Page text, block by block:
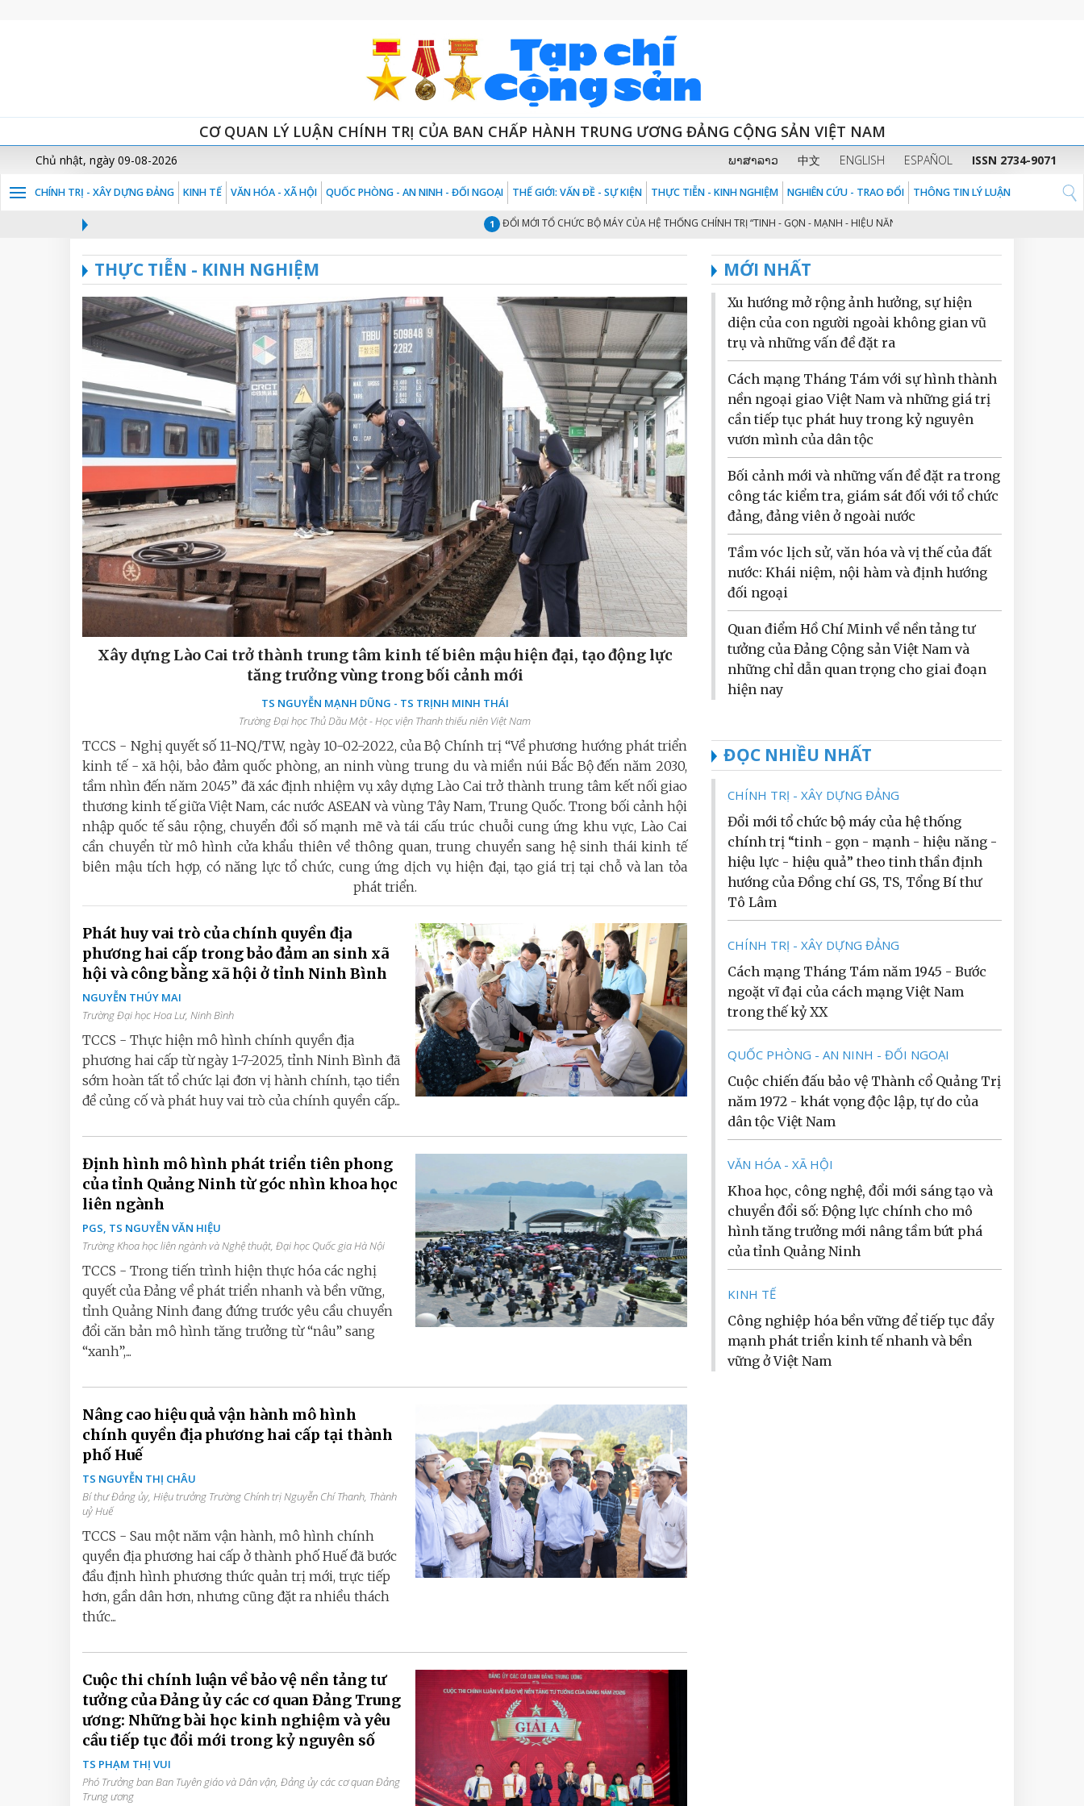
CƠ QUAN LÝ LUẬN CHÍNH TRỊ CỦA BAN CHẤP HÀNH TRUNG ƯƠNG ĐẢNG CỘNG SẢN VIỆT NAM
Chủ nhật, ngày 09-08-2026 ພາສາລາວ 中文 ENGLISH ESPAÑOL ISSN 2734-9071
CHÍNH TRỊ - XÂY DỰNG ĐẢNG KINH TẾ VĂN HÓA - XÃ HỘI QUỐC PHÒNG - AN NINH - ĐỐI NGOẠI THẾ GIỚI: VẤN ĐỀ - SỰ KIỆN THỰC TIỄN - KINH NGHIỆM NGHIÊN CỨU - TRAO ĐỔI THÔNG TIN LÝ LUẬN
ĐỔI MỚI TỔ CHỨC BỘ MÁY CỦA HỆ THỐNG CHÍNH TRỊ “TINH - GỌN - MẠNH - HIỆU NĂNG - HIỆU LỰC - HIỆU QUẢ” THEO TINH THẦN
THỰC TIỄN - KINH NGHIỆM
Xây dựng Lào Cai trở thành trung tâm kinh tế biên mậu hiện đại, tạo động lực
tăng trưởng vùng trong bối cảnh mới
TS NGUYỄN MẠNH DŨNG - TS TRỊNH MINH THÁI
Trường Đại học Thủ Dầu Một - Học viện Thanh thiếu niên Việt Nam
TCCS - Nghị quyết số 11-NQ/TW, ngày 10-02-2022, của Bộ Chính trị “Về phương hướng phát triển
kinh tế - xã hội, bảo đảm quốc phòng, an ninh vùng trung du và miền núi Bắc Bộ đến năm 2030,
tầm nhìn đến năm 2045” đã xác định nhiệm vụ xây dựng Lào Cai trở thành trung tâm kết nối giao
thương kinh tế giữa Việt Nam, các nước ASEAN và vùng Tây Nam, Trung Quốc. Trong bối cảnh hội
nhập quốc tế sâu rộng, chuyển đổi số mạnh mẽ và tái cấu trúc chuỗi cung ứng khu vực, Lào Cai
cần chuyển từ mô hình cửa khẩu thiên về thông quan, trung chuyển sang hệ sinh thái kinh tế
biên mậu tích hợp, có năng lực tổ chức, cung ứng dịch vụ hiện đại, tạo giá trị tại chỗ và lan tỏa
phát triển.
Phát huy vai trò của chính quyền địa
phương hai cấp trong bảo đảm an sinh xã
hội và công bằng xã hội ở tỉnh Ninh Bình
NGUYỄN THÚY MAI
Trường Đại học Hoa Lư, Ninh Bình
TCCS - Thực hiện mô hình chính quyền địa
phương hai cấp từ ngày 1-7-2025, tỉnh Ninh Bình đã
sớm hoàn tất tổ chức lại đơn vị hành chính, tạo tiền
đề củng cố và phát huy vai trò của chính quyền cấp...
Định hình mô hình phát triển tiên phong
của tỉnh Quảng Ninh từ góc nhìn khoa học
liên ngành
PGS, TS NGUYỄN VĂN HIỆU
Trường Khoa học liên ngành và Nghệ thuật, Đại học Quốc gia Hà Nội
TCCS - Trong tiến trình hiện thực hóa các nghị
quyết của Đảng về phát triển nhanh và bền vững,
tỉnh Quảng Ninh đang đứng trước yêu cầu chuyển
đổi căn bản mô hình tăng trưởng từ “nâu” sang
“xanh”,...
Nâng cao hiệu quả vận hành mô hình
chính quyền địa phương hai cấp tại thành
phố Huế
TS NGUYỄN THỊ CHÂU
Bí thư Đảng ủy, Hiệu trưởng Trường Chính trị Nguyễn Chí Thanh, Thành
uỷ Huế
TCCS - Sau một năm vận hành, mô hình chính
quyền địa phương hai cấp ở thành phố Huế đã bước
đầu định hình phương thức quản trị mới, trực tiếp
hơn, gần dân hơn, nhưng cũng đặt ra nhiều thách
thức...
Cuộc thi chính luận về bảo vệ nền tảng tư
tưởng của Đảng ủy các cơ quan Đảng Trung
ương: Những bài học kinh nghiệm và yêu
cầu tiếp tục đổi mới trong kỷ nguyên số
TS PHẠM THỊ VUI
Phó Trưởng ban Ban Tuyên giáo và Dân vận, Đảng ủy các cơ quan Đảng
Trung ương
MỚI NHẤT
Xu hướng mở rộng ảnh hưởng, sự hiện
diện của con người ngoài không gian vũ
trụ và những vấn đề đặt ra
Cách mạng Tháng Tám với sự hình thành
nền ngoại giao Việt Nam và những giá trị
cần tiếp tục phát huy trong kỷ nguyên
vươn mình của dân tộc
Bối cảnh mới và những vấn đề đặt ra trong
công tác kiểm tra, giám sát đối với tổ chức
đảng, đảng viên ở ngoài nước
Tầm vóc lịch sử, văn hóa và vị thế của đất
nước: Khái niệm, nội hàm và định hướng
đối ngoại
Quan điểm Hồ Chí Minh về nền tảng tư
tưởng của Đảng Cộng sản Việt Nam và
những chỉ dẫn quan trọng cho giai đoạn
hiện nay
ĐỌC NHIỀU NHẤT
CHÍNH TRỊ - XÂY DỰNG ĐẢNG
Đổi mới tổ chức bộ máy của hệ thống
chính trị “tinh - gọn - mạnh - hiệu năng -
hiệu lực - hiệu quả” theo tinh thần định
hướng của Đồng chí GS, TS, Tổng Bí thư
Tô Lâm
CHÍNH TRỊ - XÂY DỰNG ĐẢNG
Cách mạng Tháng Tám năm 1945 - Bước
ngoặt vĩ đại của cách mạng Việt Nam
trong thế kỷ XX
QUỐC PHÒNG - AN NINH - ĐỐI NGOẠI
Cuộc chiến đấu bảo vệ Thành cổ Quảng Trị
năm 1972 - khát vọng độc lập, tự do của
dân tộc Việt Nam
VĂN HÓA - XÃ HỘI
Khoa học, công nghệ, đổi mới sáng tạo và
chuyển đổi số: Động lực chính cho mô
hình tăng trưởng mới nâng tầm bứt phá
của tỉnh Quảng Ninh
KINH TẾ
Công nghiệp hóa bền vững để tiếp tục đẩy
mạnh phát triển kinh tế nhanh và bền
vững ở Việt Nam